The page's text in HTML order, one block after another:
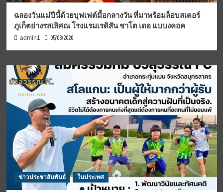
ฉลองวันแม่ปีนี้ด้วยบุฟเฟต์มื้อกลางวัน ที่มาพร้อมล็อบสเตอร์
ภูเก็ตย่างรสเลิศณ โรงแรมเรดิสัน ชาโต เดอ แบบงคอค
admin1 05/08/2026
ข่าวประชาสัมพันธ์ ในประเทศ